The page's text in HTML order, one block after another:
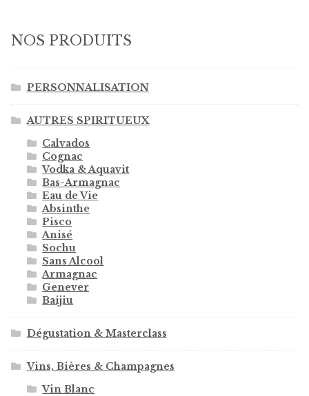
NOS PRODUITS
PERSONNALISATION
AUTRES SPIRITUEUX
Calvados
Cognac
Vodka & Aquavit
Bas-Armagnac
Eau de Vie
Absinthe
Pisco
Anisé
Sochu
Sans Alcool
Armagnac
Genever
Baijiu
Dégustation & Masterclass
Vins, Bières & Champagnes
Vin Blanc